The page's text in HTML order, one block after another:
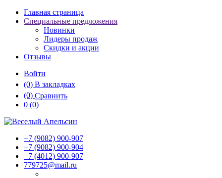
Главная страница
Специальные предложения
Новинки
Лидеры продаж
Скидки и акции
Отзывы
Войти
(0) В закладках
(0) Сравнить
0 (0)
+7 (9082) 900-907
+7 (9082) 900-904
+7 (4012) 900-907
779725@mail.ru